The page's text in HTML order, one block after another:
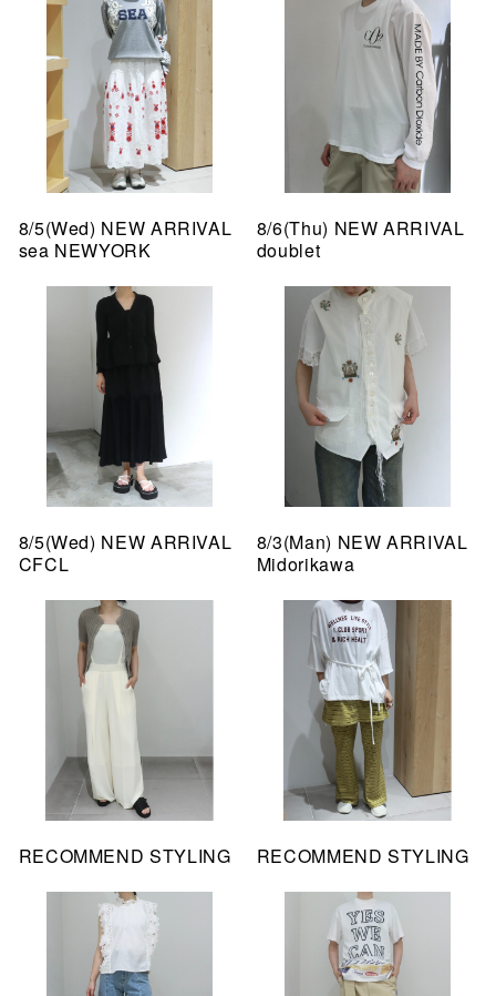
8/5(Wed) NEW ARRIVAL
sea NEWYORK
8/6(Thu) NEW ARRIVAL
doublet
8/5(Wed) NEW ARRIVAL
CFCL
8/3(Man) NEW ARRIVAL
Midorikawa
RECOMMEND STYLING RECOMMEND STYLING